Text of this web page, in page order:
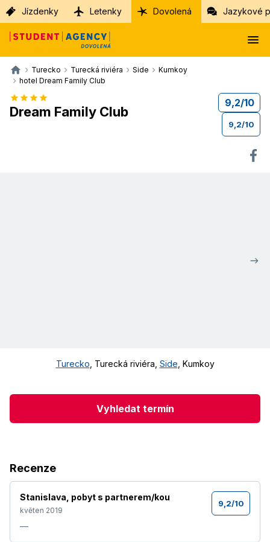
Jízdenky Letenky Dovolená Jazykové
Turecko Turecká riviéra Side
Kumkoy
hotel Dream Family Club
Dream Family Club
9,2/10
9,2/10
Turecko Turecká riviéra Side Kumkoy
Vyhledat termín
Recenze
Stanislava pobyt s partnerem/kou
květen 2019
—
9,2/10